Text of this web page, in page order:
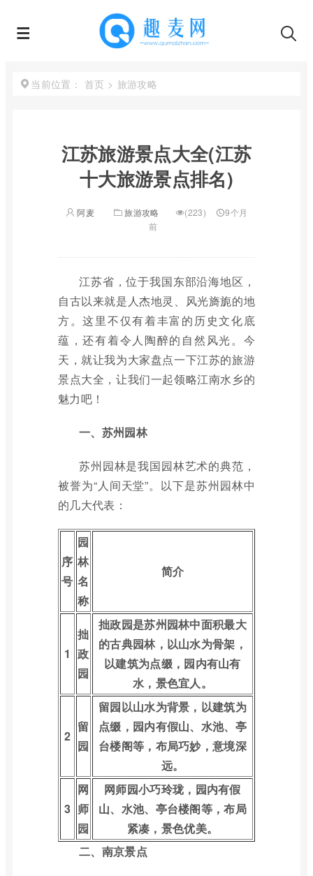
当前位置： 首页 > 旅游攻略
江苏旅游景点大全(江苏
十大旅游景点排名)
阿麦 旅游攻略 (223)
9个月
前
江苏省，位于我国东部沿海地区，
自古以来就是人杰地灵、风光旖旎的地
方。这里不仅有着丰富的历史文化底
蕴，还有着令人陶醉的自然风光。今
天，就让我为大家盘点一下江苏的旅游
景点大全，让我们一起领略江南水乡的
魅力吧！
一、苏州园林
苏州园林是我国园林艺术的典范，
被誉为“人间天堂”。以下是苏州园林中
的几大代表：
序
号
园
林
名
称
简介
1
拙
政
园
拙政园是苏州园林中面积最大
的古典园林，以山水为骨架，
以建筑为点缀，园内有山有
水，景色宜人。
2
留
园
留园以山水为背景，以建筑为
点缀，园内有假山、水池、亭
台楼阁等，布局巧妙，意境深
远。
3
网
师
园
网师园小巧玲珑，园内有假
山、水池、亭台楼阁等，布局
紧凑，景色优美。
二、南京景点